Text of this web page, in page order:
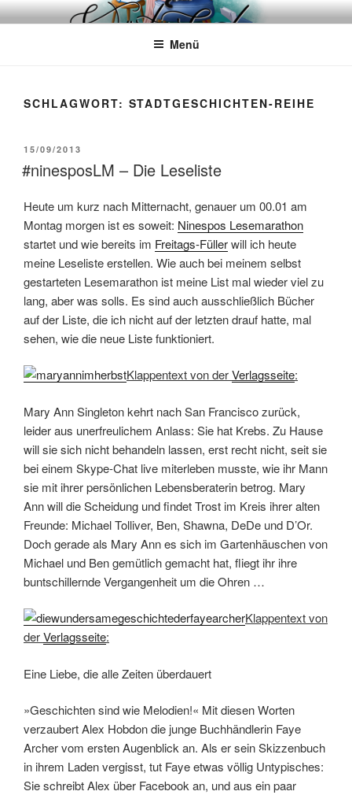
Zum
InhaltWÖRTERKATZE
Von Büchern erzählen
Menü
SCHLAGWORT: STADTGESCHICHTEN-REIHE
VERÖFFENTLICHT
AM
15/09/2013
#ninesposLM – Die Leseliste
Heute um kurz nach Mitternacht, genauer um 00.01 am
Montag morgen ist es soweit: Ninespos Lesemarathon
startet und wie bereits im Freitags-Füllerwill ich heute
meine Leseliste erstellen. Wie auch bei meinem selbst
gestarteten Lesemarathon ist meine List mal wieder viel zu
lang, aber was solls. Es sind auch ausschließlich Bücher
auf der Liste, die ich nicht auf der letzten drauf hatte, mal
sehen, wie die neue Liste funktioniert.
Klappentext von derVerlagsseite:
Mary Ann Singleton kehrt nach San Francisco zurück,
leider aus unerfreulichem Anlass: Sie hat Krebs. Zu Hause
will sie sich nicht behandeln lassen, erst recht nicht, seit sie
bei einem Skype-Chat live miterleben musste, wie ihr Mann
sie mit ihrer persönlichen Lebensberaterin betrog. Mary
Ann will die Scheidung und findet Trost im Kreis ihrer alten
Freunde: Michael Tolliver, Ben, Shawna, DeDe und D’Or.
Doch gerade als Mary Ann es sich im Gartenhäuschen von
Michael und Ben gemütlich gemacht hat, fliegt ihr ihre
buntschillernde Vergangenheit um die Ohren …
Klappentext von
derVerlagsseite:
Eine Liebe, die alle Zeiten überdauert
»Geschichten sind wie Melodien!« Mit diesen Worten
verzaubert Alex Hobdon die junge Buchhändlerin Faye
Archer vom ersten Augenblick an. Als er sein Skizzenbuch
in ihrem Laden vergisst, tut Faye etwas völlig Untypisches:
Sie schreibt Alex über Facebook an, und aus ein paar